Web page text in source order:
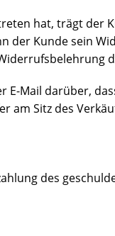
hat, trägt
der Kunde sein
Mail darüber,
am Sitz des
des